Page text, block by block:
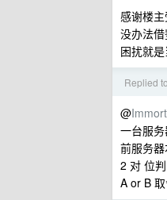
感谢楼
没办法
困扰就
Replied
@
一台服
前服务器
2 对 位
A or B